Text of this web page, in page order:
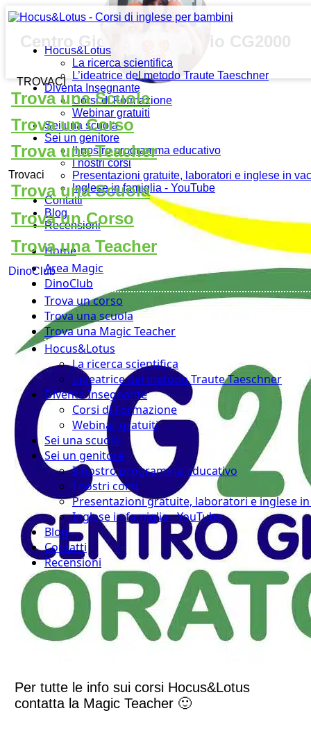
Hocus&Lotus
La ricerca scientifica
L’ideatrice del metodo Traute Taeschner
Diventa Insegnante
Corsi di Formazione
Webinar gratuiti
Sei una scuola
Sei un genitore
Il nostro programma educativo
I nostri corsi
Presentazioni gratuite, laboratori e inglese in
Inglese in famiglia - YouTube
Contatti
Blog
Recensioni
Home
Area Magic
DinoClub
Trova un corso
Trova una scuola
Trova una Magic Teacher
Hocus&Lotus
La ricerca scientifica
L’ideatrice del metodo Traute Taeschner
Diventa Insegnante
Corsi di Formazione
Webinar gratuiti
Sei una scuola
Sei un genitore
Il nostro programma educativo
I nostri corsi
Presentazioni gratuite, laboratori e inglese in
Inglese in famiglia - YouTube
Blog
Contatti
Recensioni
TROVACI
Trova una Scuola
Trova un Corso
Trova una Teacher
Trovaci
Trova una Scuola
Trova un Corso
Trova una Teacher
DinoClub
Centro Giovanile Oratorio CG2000
Per tutte le info sui corsi Hocus&Lotus
contatta la Magic Teacher 🙂